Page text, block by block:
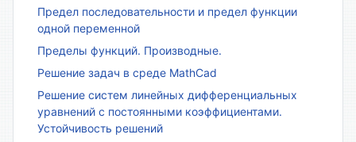
Предел последовательности и предел функции
одной переменной
Пределы функций. Производные.
Решение задач в среде MathCad
Решение систем линейных дифференциальных
уравнений с постоянными коэффициентами.
Устойчивость решений